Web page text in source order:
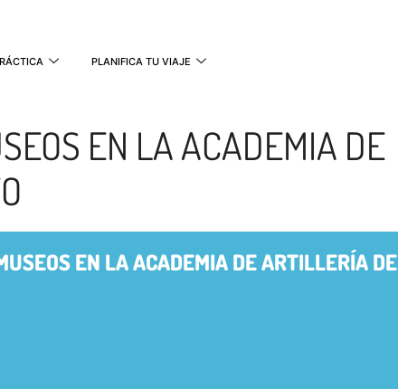
PLANIFICA TU VIAJE
EN LA ACADEMIA DE
EN LA ACADEMIA DE ARTILLERÍA DE